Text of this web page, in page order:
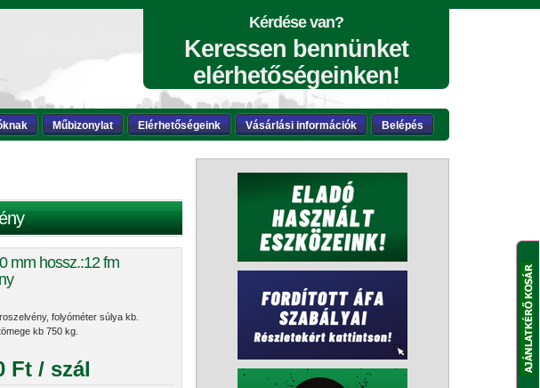
Kérdése van?
Keressen bennünket
elérhetőségeinken!
Műbizonylat Elérhetőségeink Vásárlási információk Belépés
mm hossz.:12 fm
folyóméter súlya kb.
kb 750 kg.
Ft / szál